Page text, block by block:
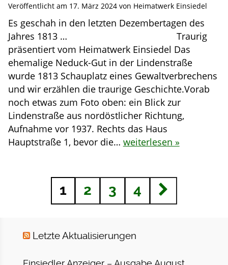
Veröffentlicht am 17. März 2024von Heimatwerk Einsiedel
Es geschah in den letzten Dezembertagen des
Jahres 1813 … Traurig
präsentiert vom Heimatwerk Einsiedel Das
ehemalige Neduck-Gut in der Lindenstraße
wurde 1813 Schauplatz eines Gewaltverbrechens
und wir erzählen die traurige Geschichte.Vorab
noch etwas zum Foto oben: ein Blick zur
Lindenstraße aus nordöstlicher Richtung,
Aufnahme vor 1937. Rechts das Haus
Hauptstraße 1, bevor die… weiterlesen »
1 2 3 4
Letzte Aktualisierungen